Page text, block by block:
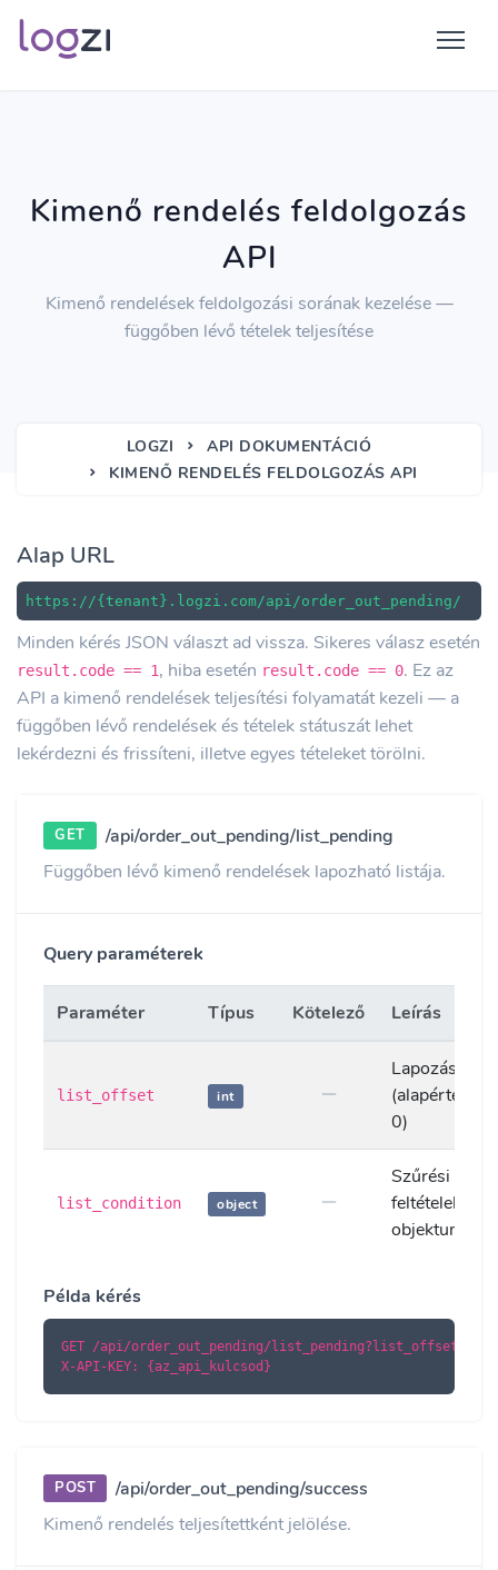
Kimenő rendelés feldolgozás
API
Kimenő rendelések feldolgozási sorának kezelése —
függőben lévő tételek teljesítése
LOGZI
API DOKUMENTÁCIÓ
KIMENŐ RENDELÉS FELDOLGOZÁS API
Alap URL
https://{tenant}.logzi.com/api/order_out_pending/
Minden kérés JSON választ ad vissza. Sikeres válasz esetén
result.code == 1, hiba esetén result.code == 0. Ez az
API a kimenő rendelések teljesítési folyamatát kezeli — a
függőben lévő rendelések és tételek státuszát lehet
lekérdezni és frissíteni, illetve egyes tételeket törölni.
GET
/api/order_out_pending/list_pending
Függőben lévő kimenő rendelések lapozható listája.
Query paraméterek
Paraméter Típus Kötelező Leírás
list_offset int
Lapozás
0)
list_condition object
Szűrési
feltételek
objektuma
Példa kérés
GET /api/order_out_pending/list_pending?list_offset=0
X-API-KEY: {az_api_kulcsod}
POST
/api/order_out_pending/success
Kimenő rendelés teljesítettként jelölése.